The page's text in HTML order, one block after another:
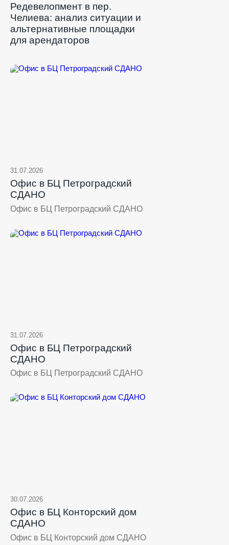
Редевелопмент в пер.
Челиева: анализ ситуации и
альтернативные площадки
для арендаторов
31.07.2026
Офис в БЦ Петроградский
СДАНО
Офис в БЦ Петроградский СДАНО
31.07.2026
Офис в БЦ Петроградский
СДАНО
Офис в БЦ Петроградский СДАНО
30.07.2026
Офис в БЦ Конторский дом
СДАНО
Офис в БЦ Конторский дом СДАНО